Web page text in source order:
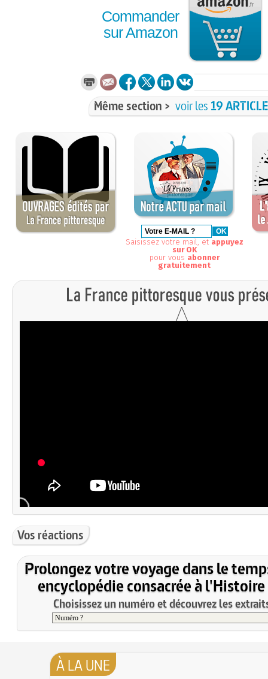
Commander
sur Amazon
Même section > voir les 19
Saisissez votre mail, et appuyez
sur OK
pour vous abonner
gratuitement
Vos réactions
Prolongez votre voyage dans le
encyclopédie consacrée à l'Histoire
Choisissez un numéro et découvrez les
À LA UNE